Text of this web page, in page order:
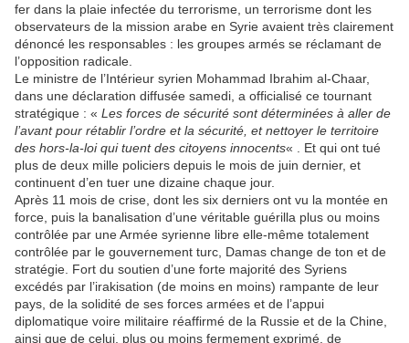
fer dans la plaie infectée du terrorisme, un terrorisme dont les
observateurs de la mission arabe en Syrie avaient très clairement
dénoncé les responsables : les groupes armés se réclamant de
l’opposition radicale.
Le ministre de l’Intérieur syrien Mohammad Ibrahim al-Chaar,
dans une déclaration diffusée samedi, a officialisé ce tournant
stratégique : « Les forces de sécurité sont déterminées à aller de
l’avant pour rétablir l’ordre et la sécurité, et nettoyer le territoire
des hors-la-loi qui tuent des citoyens innocents« . Et qui ont tué
plus de deux mille policiers depuis le mois de juin dernier, et
continuent d’en tuer une dizaine chaque jour.
Après 11 mois de crise, dont les six derniers ont vu la montée en
force, puis la banalisation d’une véritable guérilla plus ou moins
contrôlée par une Armée syrienne libre elle-même totalement
contrôlée par le gouvernement turc, Damas change de ton et de
stratégie. Fort du soutien d’une forte majorité des Syriens
excédés par l’irakisation (de moins en moins) rampante de leur
pays, de la solidité de ses forces armées et de l’appui
diplomatique voire militaire réaffirmé de la Russie et de la Chine,
ainsi que de celui, plus ou moins fermement exprimé, de